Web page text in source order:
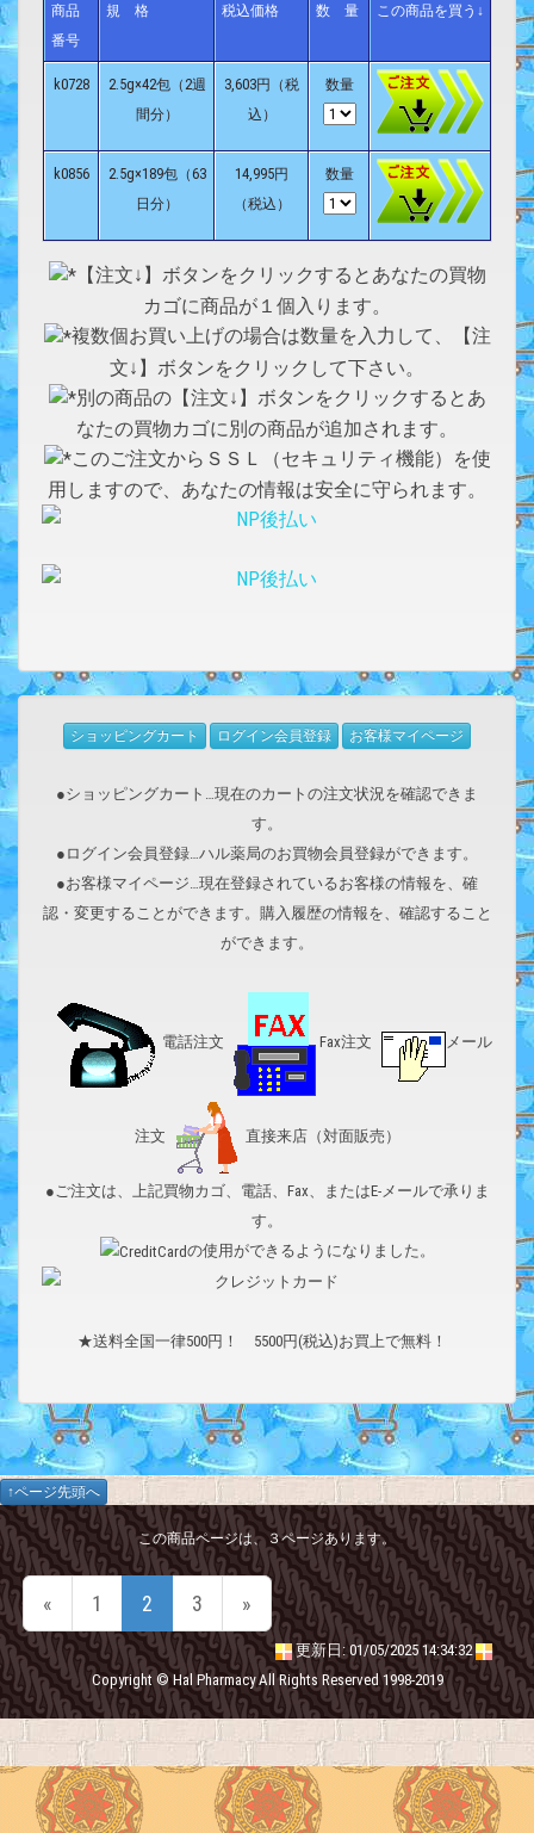
商品
番号
規 格 税込価格 数 量 この商品を買う↓
k0728
2.5g×42包（2週
間分）
3,603円（税
込）
数量
k0856
2.5g×189包（63
日分）
14,995円
（税込）
数量
【注文↓】ボタンをクリックするとあなたの買物
カゴに商品が１個入ります。
複数個お買い上げの場合は数量を入力して、【注
文↓】ボタンをクリックして下さい。
別の商品の【注文↓】ボタンをクリックするとあ
なたの買物カゴに別の商品が追加されます。
このご注文からＳＳＬ（セキュリティ機能）を使
用しますので、あなたの情報は安全に守られます。
ショッピングカート ログイン会員登録 お客様マイページ
●ショッピングカート…現在のカートの注文状況を確認できま
す。
●ログイン会員登録…ハル薬局のお買物会員登録ができます。
●お客様マイページ…現在登録されているお客様の情報を、確
認・変更することができます。購入履歴の情報を、確認すること
ができます。
電話注文 Fax注文 メール
注文 直接来店（対面販売）
●ご注文は、上記買物カゴ、電話、Fax、またはE-メールで承りま
す。
の使用ができるようになりました。
★送料全国一律500円！ 5500円(税込)お買上で無料！
↑ページ先頭へ
この商品ページは、３ページあります。
« 1 2 3 »
更新日: 01/05/2025 14:34:32
Copyright © Hal Pharmacy All Rights Reserved 1998-2019